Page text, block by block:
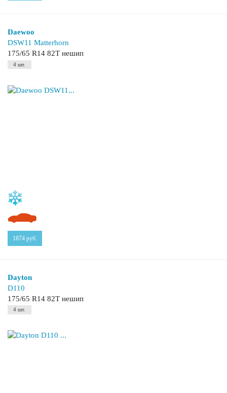
Daewoo
DSW11 Matterhorn
175/65 R14 82T нешип
4 шт.
1874 руб.
Dayton
D110
175/65 R14 82T нешип
4 шт.